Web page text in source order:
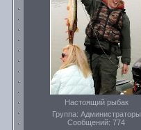
Настоящий рыбак
Группа: Администраторы
Сообщений: 774